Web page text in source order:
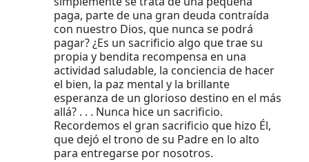
paga, parte de una gran deuda contraída
con nuestro Dios, que nunca se podrá
pagar? ¿Es un sacrificio algo que trae su
propia y bendita recompensa en una
actividad saludable, la conciencia de hacer
el bien, la paz mental y la brillante
esperanza de un glorioso destino en el más
allá? . . . Nunca hice un sacrificio.
Recordemos el gran sacrificio que hizo Él,
que dejó el trono de su Padre en lo alto
para entregarse por nosotros.